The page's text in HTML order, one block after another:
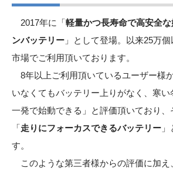
2017年に「軽量かつ長寿命で高安全
ンバッテリー 」として登場。以来25万
市場でご利用頂いております。
8年以上ご利用頂いているユーザー様
いなくてもバッテリー上りがなく、寒
一発で始動できる」と評価頂いており、
「走りにフォーカスできるバッテリー
す。
このような第三者様からの評価に加え